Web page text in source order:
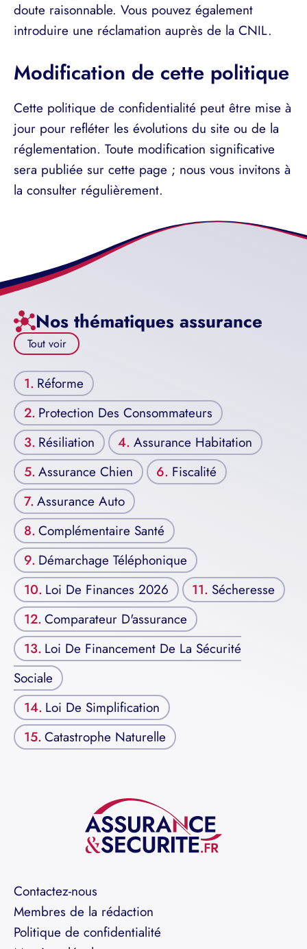
doute raisonnable. Vous pouvez également
introduire une réclamation auprès de la CNIL.
Modification de cette politique
Cette politique de confidentialité peut être mise à
jour pour refléter les évolutions du site ou de la
réglementation. Toute modification significative
sera publiée sur cette page ; nous vous invitons à
la consulter régulièrement.
Nos thématiques assurance
Tout voir
Réforme
Protection Des Consommateurs
Résiliation
Assurance Habitation
Assurance Chien
Fiscalité
Assurance Auto
Complémentaire Santé
Démarchage Téléphonique
Loi De Finances 2026
Sécheresse
Comparateur D'assurance
Loi De Financement De La Sécurité
Sociale
Loi De Simplification
Catastrophe Naturelle
Contactez-nous
Membres de la rédaction
Politique de confidentialité